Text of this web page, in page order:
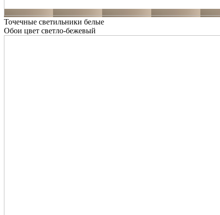
Точечные светильники белые
Обои цвет светло-бежевый